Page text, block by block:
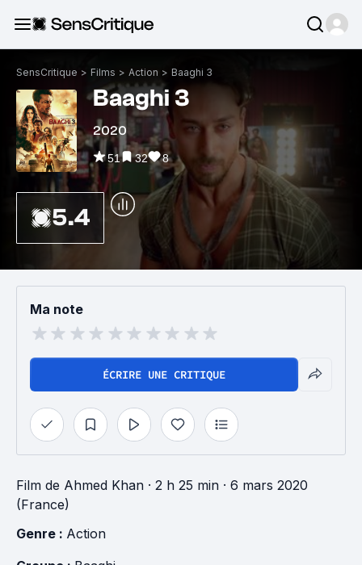
SensCritique > Films > Action > Baaghi 3
Baaghi 3
2020
51 32 8
5.4
Ma note
ÉCRIRE UNE CRITIQUE
Film de Ahmed Khan · 2 h 25 min · 6 mars 2020
(France)
Genre : Action